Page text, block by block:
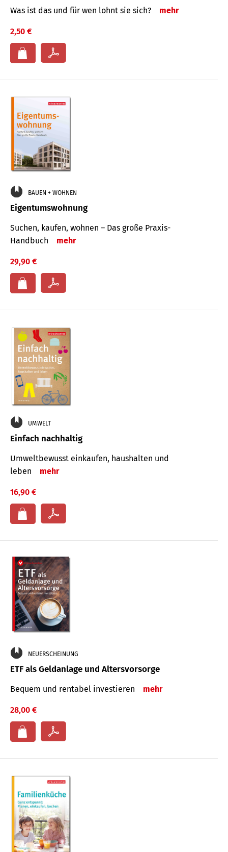
Was ist das und für wen lohnt sie sich? mehr
2,50 €
BAUEN + WOHNEN
Eigentumswohnung
Suchen, kaufen, wohnen – Das große Praxis-
Handbuch
mehr
29,90 €
UMWELT
Einfach nachhaltig
Umweltbewusst einkaufen, haushalten und
leben
mehr
16,90 €
NEUERSCHEINUNG
ETF als Geldanlage und Altersvorsorge
Bequem und rentabel investieren mehr
28,00 €